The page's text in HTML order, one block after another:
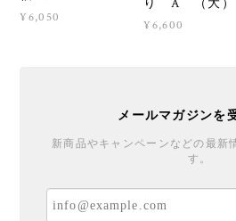
¥6,050
り A （大）
¥6,600
メールマガジンを
新商品やキャンペーンなどの最新
す。